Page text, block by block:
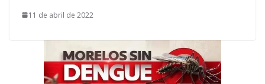
11 de abril de 2022